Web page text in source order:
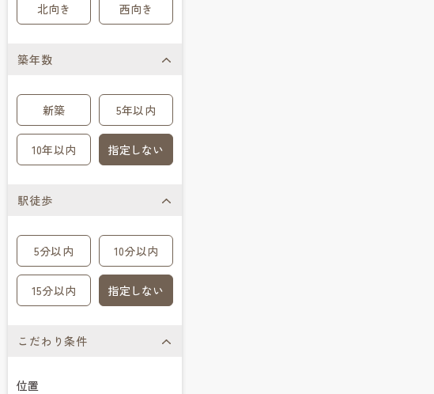
北向き 西向き
築年数
新築 5年以内
10年以内 指定しない
駅徒歩
5分以内 10分以内
15分以内 指定しない
こだわり条件
位置